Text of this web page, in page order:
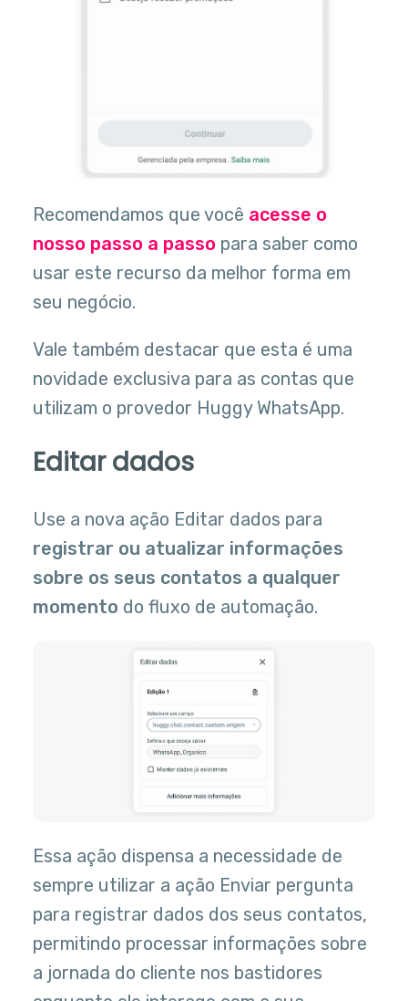
Recomendamos que você acesse o
nosso passo a passo para saber como
usar este recurso da melhor forma em
seu negócio.
Vale também destacar que esta é uma
novidade exclusiva para as contas que
utilizam o provedor Huggy WhatsApp.
Editar dados
Use a nova ação Editar dados para
registrar ou atualizar informações
sobre os seus contatos a qualquer
momento do fluxo de automação.
Essa ação dispensa a necessidade de
sempre utilizar a ação Enviar pergunta
para registrar dados dos seus contatos,
permitindo processar informações sobre
a jornada do cliente nos bastidores